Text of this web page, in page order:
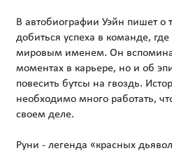
В автобиографии Уэйн пишет о
добиться успеха в команде,
мировым именем. Он
моментах в карьере, но и об
повесить бутсы на гвоздь.
необходимо много работать,
своем деле.
Руни - легенда «красных